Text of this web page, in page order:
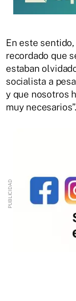
En este
recordado que
estaban
socialista a
y que nosotros
muy necesarios”.